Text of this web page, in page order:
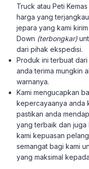
Truck atau Peti
harga yang
jepara yang kami
Down (terbongkar)
dari pihak ekspedisi.
Produk ini terbuat
anda terima mungkin
warnanya.
Kami mengucapkan
kepercayaanya anda
pastikan anda
yang terbaik dan
kami kepuasan
semangat bagi kami
yang maksimal